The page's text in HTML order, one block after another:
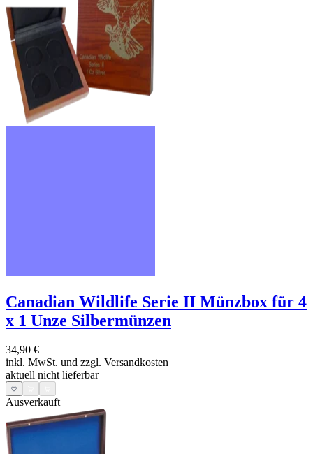
Canadian Wildlife Serie II Münzbox für 4
x 1 Unze Silbermünzen
34,90 €
inkl. MwSt. und zzgl. Versandkosten
aktuell nicht lieferbar
Ausverkauft